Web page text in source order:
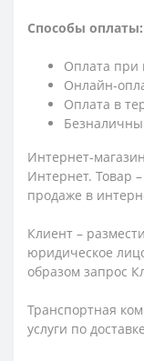
Способы оплаты:
Оплата при
Онлайн-
Оплата в
Интернет-
Интернет. Товар
продаже в
Клиент –
юридическое
образом запрос
Транспортная
услуги по